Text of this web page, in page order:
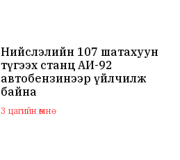
Нийслэлийн 107 шатахуун
түгээх станц АИ-92
автобензинээр үйлчилж
байна
3 цагийн өмнө